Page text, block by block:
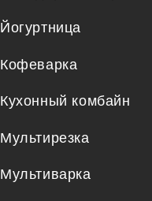
Йогуртница
Кофеварка
Кухонный комбайн
Мультирезка
Мультиварка